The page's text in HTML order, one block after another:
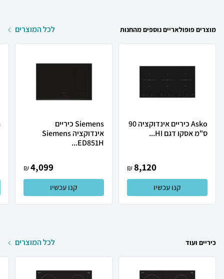
מוצרים פופולאריים נוספים מהחנות לכל המוצרים
Asko כיריים אינדוקציה 90
ס"מ אסקו דגם HI...
8,120
₪
קנו עכשיו
Siemens ‏כיריים
אינדוקציה Siemens
ED851H...
4,099
₪
קנו עכשיו
כיריים ועוד לכל המוצרים